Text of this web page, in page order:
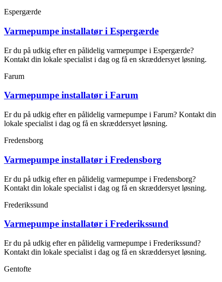
Espergærde
Varmepumpe installatør i Espergærde
Er du på udkig efter en pålidelig varmepumpe i Espergærde?
Kontakt din lokale specialist i dag og få en skræddersyet løsning.
Farum
Varmepumpe installatør i Farum
Er du på udkig efter en pålidelig varmepumpe i Farum? Kontakt din
lokale specialist i dag og få en skræddersyet løsning.
Fredensborg
Varmepumpe installatør i Fredensborg
Er du på udkig efter en pålidelig varmepumpe i Fredensborg?
Kontakt din lokale specialist i dag og få en skræddersyet løsning.
Frederikssund
Varmepumpe installatør i Frederikssund
Er du på udkig efter en pålidelig varmepumpe i Frederikssund?
Kontakt din lokale specialist i dag og få en skræddersyet løsning.
Gentofte